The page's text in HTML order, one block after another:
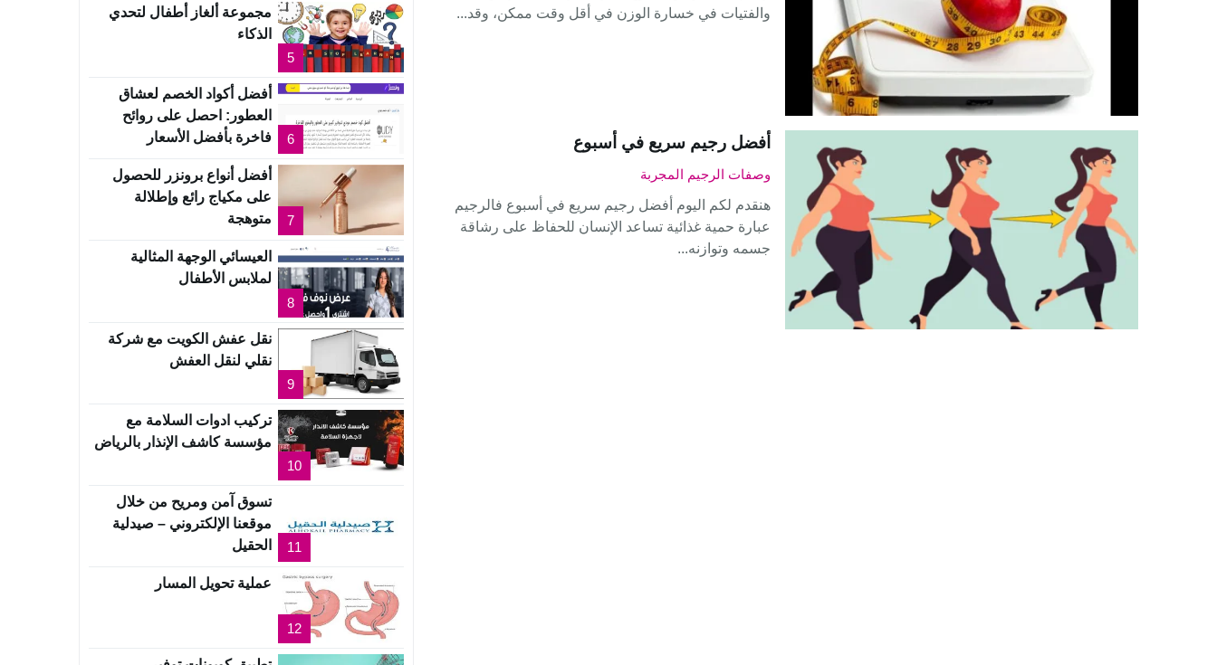
والفتيات في خسارة الوزن في أقل وقت ممكن، وقد...
أفضل رجيم سريع في أسبوع
وصفات الرجيم المجربة
هنقدم لكم اليوم أفضل رجيم سريع في أسبوع فالرجيم
عبارة حمية غذائية تساعد الإنسان للحفاظ على رشاقة
جسمه وتوازنه...
5
مجموعة ألغاز أطفال لتحدي
الذكاء
6
أفضل أكواد الخصم لعشاق
العطور: احصل على روائح
فاخرة بأفضل الأسعار
7
أفضل أنواع برونزر للحصول
على مكياج رائع وإطلالة
متوهجة
8
العيسائي الوجهة المثالية
لملابس الأطفال
9
نقل عفش الكويت مع شركة
نقلي لنقل العفش
10
تركيب ادوات السلامة مع
مؤسسة كاشف الإنذار بالرياض
11
تسوق آمن ومريح من خلال
موقعنا الإلكتروني – صيدلية
الحقيل
12
عملية تحويل المسار